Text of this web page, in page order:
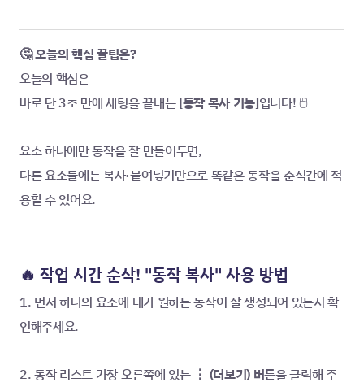
🤔 오늘의 핵심 꿀팁은?
오늘의 핵심은
바로 단 3초 만에 세팅을 끝내는 [동작 복사 기능]입니다! 🖱️
요소 하나에만 동작을 잘 만들어두면,
다른 요소들에는 복사·붙여넣기만으로 똑같은 동작을 순식간에 적
용할 수 있어요.
🔥 작업 시간 순삭! "동작 복사" 사용 방법
1. 먼저 하나의 요소에 내가 원하는 동작이 잘 생성되어 있는지 확
인해주세요.
2. 동작 리스트 가장 오른쪽에 있는 ⋮ (더보기) 버튼을 클릭해 주